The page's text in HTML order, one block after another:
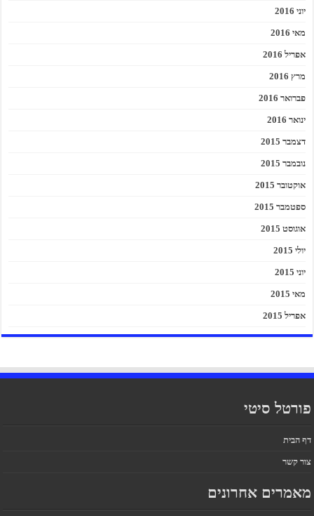
יוני 2016
מאי 2016
אפריל 2016
מרץ 2016
פברואר 2016
ינואר 2016
דצמבר 2015
נובמבר 2015
אוקטובר 2015
ספטמבר 2015
אוגוסט 2015
יולי 2015
יוני 2015
מאי 2015
אפריל 2015
פורטל סיטי
דף הבית
צור קשר
מאמרים אחרונים